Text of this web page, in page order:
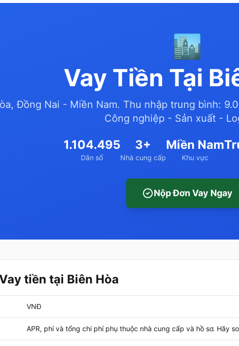
🏙️
Vay Tiền Tại
Đồng Nai - Miền Nam. Thu nhập trung bình:
Công nghiệp - Sản xuất -
1.104.495
Dân số
3+
Nhà cung cấp
Miền Nam
Khu vực
Nộp Đơn Vay Ngay
tiền tại Biên Hòa
VNĐ
APR, phí và tổng chi phí phụ thuộc nhà cung cấp và hồ sơ. Hãy